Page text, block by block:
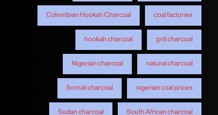
coal factories
Colombian Hookah Charcoal
grill charcoal
hookah charcoal
natural charcoal
Nigerian charcoal
nigerian coal prices
Somali charcoal